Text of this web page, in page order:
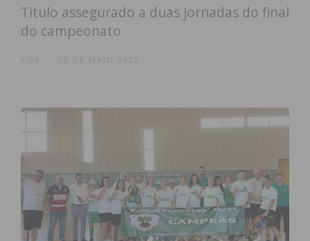
Título assegurado a duas jornadas do final
do campeonato
30 DE MAIO 2022